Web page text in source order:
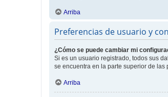
Arriba
Preferencias de usuario y
¿Cómo se puede cambiar mi
Si es un usuario registrado, todos sus
se encuentra en la parte superior de
Arriba